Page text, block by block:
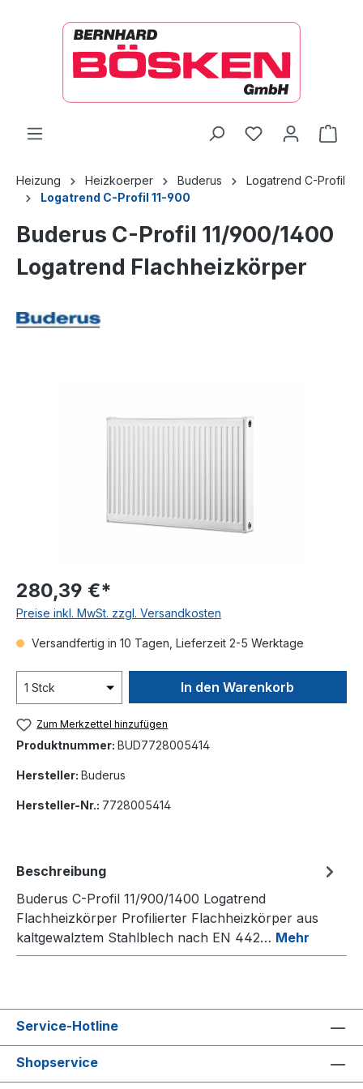
Heizung Heizkoerper Buderus
Logatrend C-Profil
Logatrend C-Profil 11-900
Buderus C-Profil 11/900/1400
Logatrend Flachheizkörper
280,39 €*
Preise inkl. MwSt. zzgl. Versandkosten
Versandfertig in 10 Tagen, Lieferzeit 2-5 Werktage
In den Warenkorb
Zum Merkzettel hinzufügen
Produktnummer: BUD7728005414
Hersteller: Buderus
Hersteller-Nr.: 7728005414
Beschreibung
Buderus C-Profil 11/900/1400 Logatrend
Flachheizkörper Profilierter Flachheizkörper aus
kaltgewalztem Stahlblech nach EN 442… Mehr
Service-Hotline
Shopservice